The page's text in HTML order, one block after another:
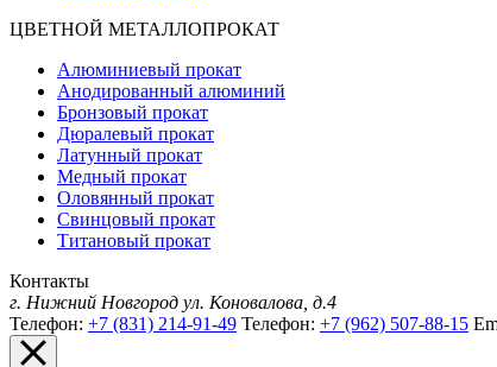
ЦВЕТНОЙ МЕТАЛЛОПРОКАТ
Алюминиевый прокат
Анодированный алюминий
Бронзовый прокат
Дюралевый прокат
Латунный прокат
Медный прокат
Оловянный прокат
Свинцовый прокат
Титановый прокат
Контакты
г. Нижний Новгород ул. Коновалова, д.4
Телефон: +7 (831) 214-91-49 Телефон: +7 (962) 507-88-15